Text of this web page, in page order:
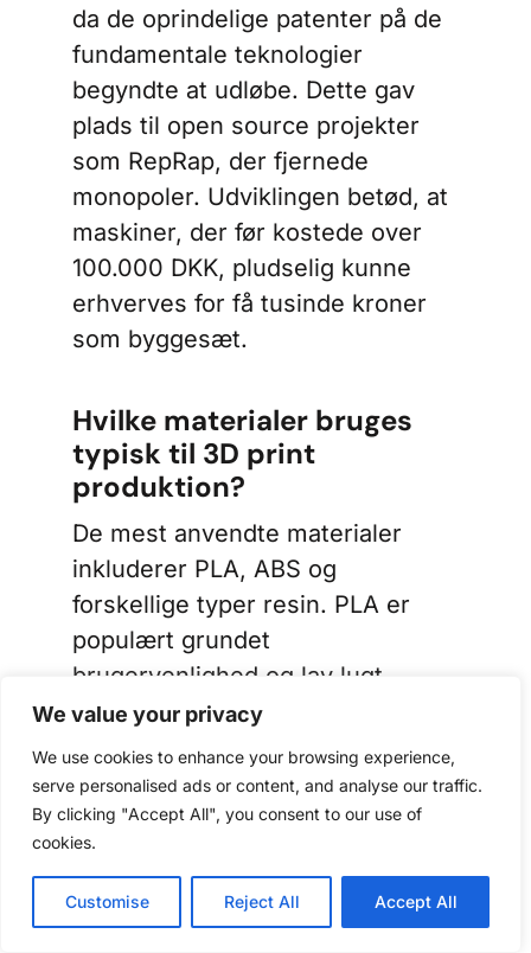
We value your privacy
We use cookies to enhance your browsing experience,
serve personalised ads or content, and analyse our traffic.
By clicking "Accept All", you consent to our use of
cookies.
Customise Reject All Accept All
da de oprindelige patenter på de
fundamentale teknologier
begyndte at udløbe. Dette gav
plads til open source projekter
som RepRap, der fjernede
monopoler. Udviklingen betød, at
maskiner, der før kostede over
100.000 DKK, pludselig kunne
erhverves for få tusinde kroner
som byggesæt.
Hvilke materialer bruges
typisk til 3D print
produktion?
De mest anvendte materialer
inkluderer PLA, ABS og
forskellige typer resin. PLA er
populært grundet
brugervenlighed og lav lugt,
mens ABS foretrækkes for sin
varmemodstand. I industrien
vinder teknisk stærke materialer
som nylon og kulfiber frem, da de
muliggør fremstilling af
slutprodukter, der kan erstatte
traditionelle metalemner i